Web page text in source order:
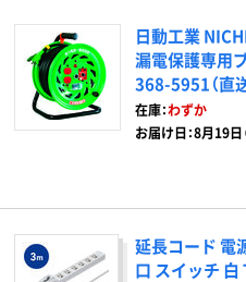
日動工業
漏電保護専用
368-5951（直
在庫：わずか
お届け日：8月19日
延長コード 電
口 スイッチ